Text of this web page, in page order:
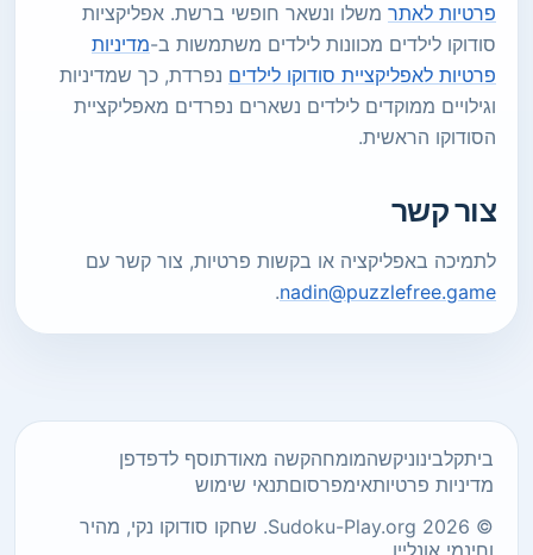
פרטיות לאתר משלו ונשאר חופשי ברשת. אפליקציות
סודוקו לילדים מכוונות לילדים משתמשות ב-מדיניות
פרטיות לאפליקציית סודוקו לילדים נפרדת, כך שמדיניות
וגילויים ממוקדים לילדים נשארים נפרדים מאפליקציית
הסודוקו הראשית.
צור קשר
לתמיכה באפליקציה או בקשות פרטיות, צור קשר עם
nadin@puzzlefree.game
.
ביתקלבינוניקשהמומחהקשה מאודתוסף לדפדפן
מדיניות פרטיותאימפרסוםתנאי שימוש
© 2026 Sudoku-Play.org. שחקו סודוקו נקי, מהיר
וחינמי אונליין.